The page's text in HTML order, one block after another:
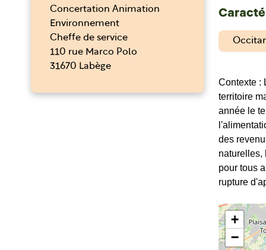
Concertation Animation
Environnement
Cheffe de service
110 rue Marco Polo
31670 Labège
Contexte :
territoire
année le
des
naturelles,
pour tous
rupture
+
−